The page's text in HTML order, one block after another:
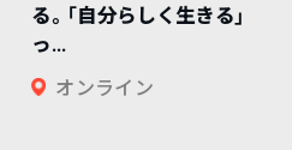
る。「自分らしく生きる」
っ...
オンライン